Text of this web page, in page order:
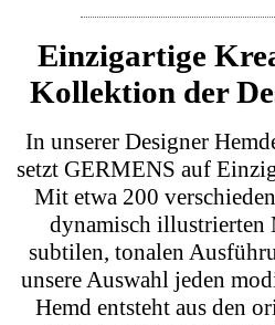
Einzigartige
Kollektion der
In unserer Designer
setzt GERMENS auf
Mit etwa 200
dynamisch illustrierten
subtilen, tonalen
unsere Auswahl jeden
Hemd entsteht aus den